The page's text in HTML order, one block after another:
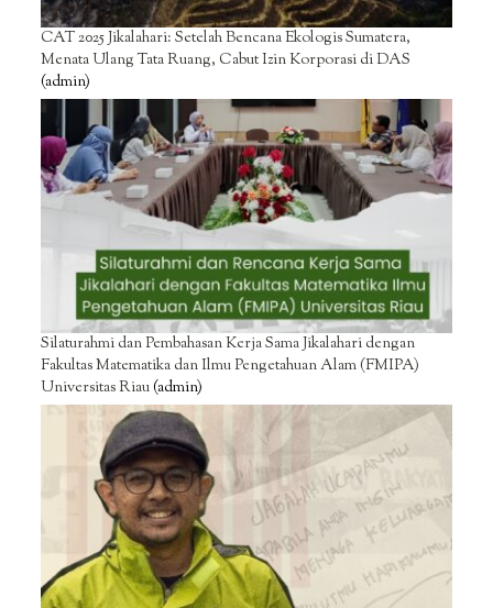
CAT 2025 Jikalahari: Setelah Bencana Ekologis Sumatera,
Menata Ulang Tata Ruang, Cabut Izin Korporasi di DAS
(admin)
Silaturahmi dan Pembahasan Kerja Sama Jikalahari dengan
Fakultas Matematika dan Ilmu Pengetahuan Alam (FMIPA)
Universitas Riau(admin)